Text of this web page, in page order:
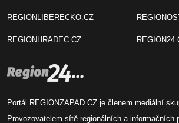
REGIONLIBERECKO.CZ
REGIONHRADEC.CZ
Portál REGIONZAPAD.CZ je členem mediální
Provozovatelem sítě regionálních a informačních